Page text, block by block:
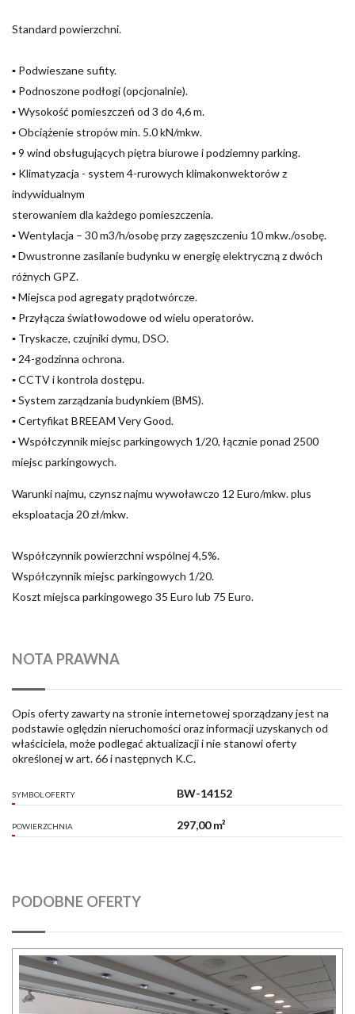
Standard powierzchni.
▪ Podwieszane sufity.
▪ Podnoszone podłogi (opcjonalnie).
▪ Wysokość pomieszczeń od 3 do 4,6 m.
▪ Obciążenie stropów min. 5.0 kN/mkw.
▪ 9 wind obsługujących piętra biurowe i podziemny parking.
▪ Klimatyzacja - system 4-rurowych klimakonwektorów z
indywidualnym
sterowaniem dla każdego pomieszczenia.
▪ Wentylacja – 30 m3/h/osobę przy zagęszczeniu 10 mkw./osobę.
▪ Dwustronne zasilanie budynku w energię elektryczną z dwóch
różnych GPZ.
▪ Miejsca pod agregaty prądotwórcze.
▪ Przyłącza światłowodowe od wielu operatorów.
▪ Tryskacze, czujniki dymu, DSO.
▪ 24-godzinna ochrona.
▪ CCTV i kontrola dostępu.
▪ System zarządzania budynkiem (BMS).
▪ Certyfikat BREEAM Very Good.
▪ Współczynnik miejsc parkingowych 1/20, łącznie ponad 2500
miejsc parkingowych.
Warunki najmu, czynsz najmu wywoławczo 12 Euro/mkw. plus
eksploatacja 20 zł/mkw.
Współczynnik powierzchni wspólnej 4,5%.
Współczynnik miejsc parkingowych 1/20.
Koszt miejsca parkingowego 35 Euro lub 75 Euro.
NOTA PRAWNA
Opis oferty zawarty na stronie internetowej sporządzany jest na
podstawie oględzin nieruchomości oraz informacji uzyskanych od
właściciela, może podlegać aktualizacji i nie stanowi oferty
określonej w art. 66 i następnych K.C.
SYMBOL OFERTY BW-14152
POWIERZCHNIA 297,00 m²
PODOBNE OFERTY